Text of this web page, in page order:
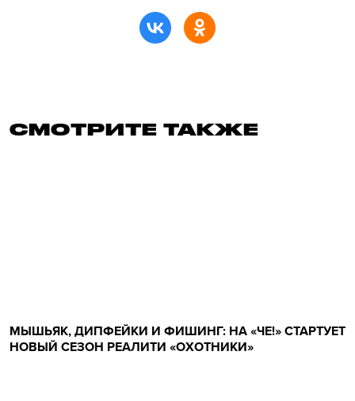
СМОТРИТЕ ТАКЖЕ
МЫШЬЯК, ДИПФЕЙКИ И ФИШИНГ: НА «ЧЕ!» СТАРТУЕТ
НОВЫЙ СЕЗОН РЕАЛИТИ «ОХОТНИКИ»